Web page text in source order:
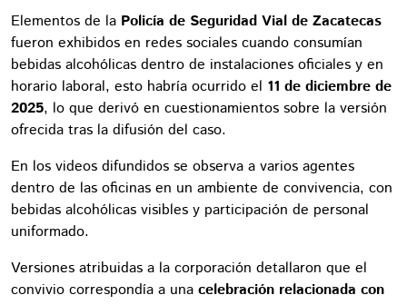
Elementos de la Policía de Seguridad Vial de Zacatecas
fueron exhibidos en redes sociales cuando consumían
bebidas alcohólicas dentro de instalaciones oficiales y en
horario laboral, esto habría ocurrido el 11 de diciembre de
2025, lo que derivó en cuestionamientos sobre la versión
ofrecida tras la difusión del caso.
En los videos difundidos se observa a varios agentes
dentro de las oficinas en un ambiente de convivencia, con
bebidas alcohólicas visibles y participación de personal
uniformado.
Versiones atribuidas a la corporación detallaron que el
convivio correspondía a una celebración relacionada con